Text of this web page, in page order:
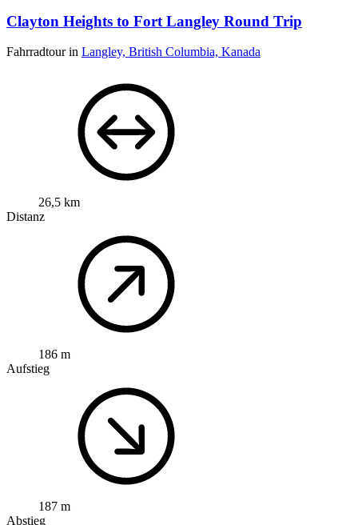
Clayton Heights to Fort Langley Round Trip
Fahrradtour in Langley, British Columbia, Kanada
26,5 km
Distanz
186 m
Aufstieg
187 m
Abstieg